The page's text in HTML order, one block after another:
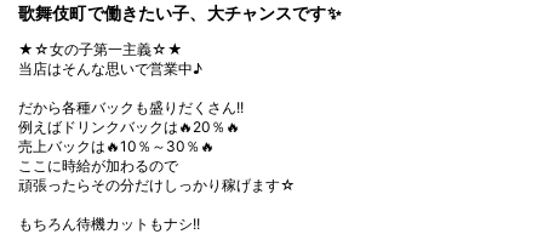
歌舞伎町で働きたい子、大チャンスです✨
★☆女の子第一主義☆★
当店はそんな思いで営業中♪
だから各種バックも盛りだくさん!!
例えばドリンクバックは🔥20％🔥
売上バックは🔥10％～30％🔥
ここに時給が加わるので
頑張ったらその分だけしっかり稼げます☆
もちろん待機カットもナシ!!